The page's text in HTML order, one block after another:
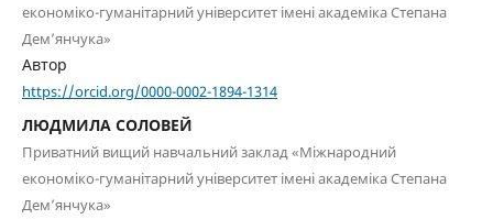
економіко-гуманітарний університет імені академіка Степана
Дем’янчука»
Автор
https://orcid.org/0000-0002-1894-1314
ЛЮДМИЛА СОЛОВЕЙ
Приватний вищий навчальний заклад «Міжнародний
економіко-гуманітарний університет імені академіка Степана
Дем’янчука»